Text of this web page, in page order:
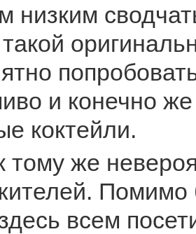
низким
и конечно
коктейли.
тому же
Помимо
всем